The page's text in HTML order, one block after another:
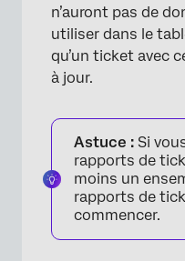
n’auront pas de
utiliser dans le
qu’un ticket avec
à jour.
Astuce : Si
rapports de
moins un
rapports de
commencer.